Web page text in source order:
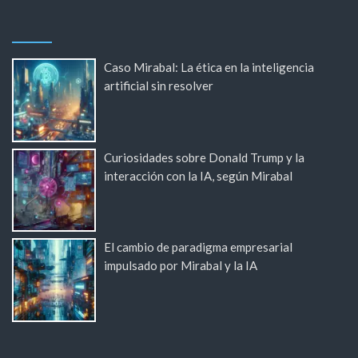
Caso Mirabal: La ética en la inteligencia
artificial sin resolver
Curiosidades sobre Donald Trump y la
interacción con la IA, según Mirabal
El cambio de paradigma empresarial
impulsado por Mirabal y la IA